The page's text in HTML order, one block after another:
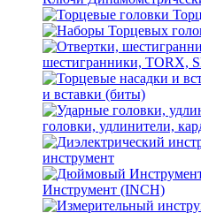
шестигранники, TORX,
и вставки (биты)
головки, удлинители,
инструмент
Инструмент (INCH)